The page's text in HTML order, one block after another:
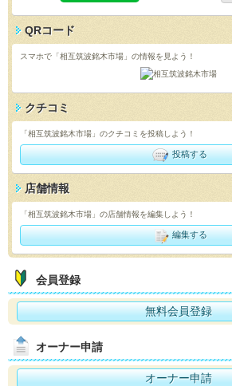
QRコード
スマホで「相互筑波銘木市場」の情報を見よう！
クチコミ
「相互筑波銘木市場」のクチコミを投稿しよう！
投稿する
店舗情報
「相互筑波銘木市場」の店舗情報を編集しよう！
編集する
会員登録
無料会員登録
オーナー申請
オーナー申請